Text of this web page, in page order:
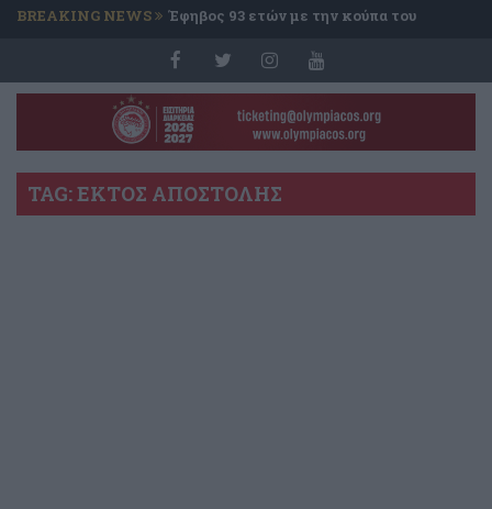
BREAKING NEWS Έφηβος 93 ετών με την κούπα του
TAG: ΕΚΤΟΣ ΑΠΟΣΤΟΛΗΣ